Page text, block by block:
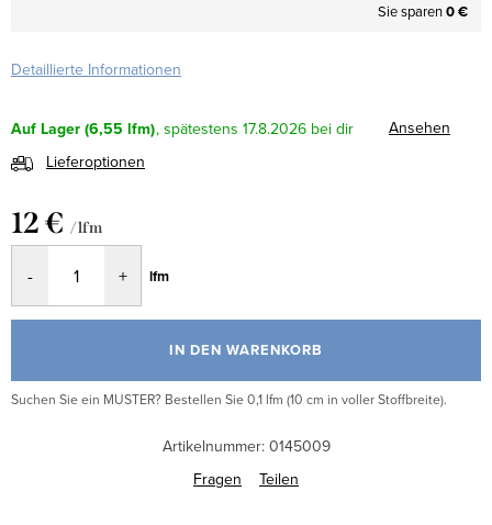
Sie sparen0 €
Detaillierte Informationen
Auf Lager (6,55 lfm) 17.8.2026
Ansehen
Lieferoptionen
12 € / lfm
lfm
IN DEN WARENKORB
Suchen Sie ein MUSTER? Bestellen Sie 0,1 lfm (10 cm in voller Stoffbreite).
Artikelnummer: 0145009
Fragen
Teilen